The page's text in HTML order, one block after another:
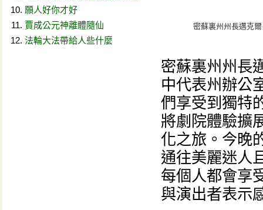
願人好你才好
賈成公元神離體隨仙
法輪大法帶給人些什麼
密蘇裏州州長邁克
密蘇裏州州長
中代表州辦公
們享受到獨特
將劇院體驗擴
化之旅。今晚
通往美麗迷人
每個人都會享
與演出者表示